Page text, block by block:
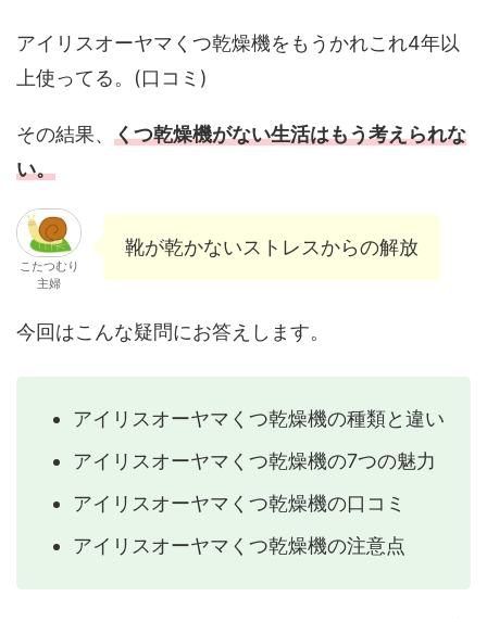
アイリスオーヤマくつ乾燥機をもうかれこれ4年以
上使ってる。(口コミ)
その結果、 くつ乾燥機がない生活はもう考えられな
い。
こたつむり
主婦
靴が乾かないストレスからの解放
今回はこんな疑問にお答えします。
アイリスオーヤマくつ乾燥機の種類と違い
アイリスオーヤマくつ乾燥機の7つの魅力
アイリスオーヤマくつ乾燥機の口コミ
アイリスオーヤマくつ乾燥機の注意点